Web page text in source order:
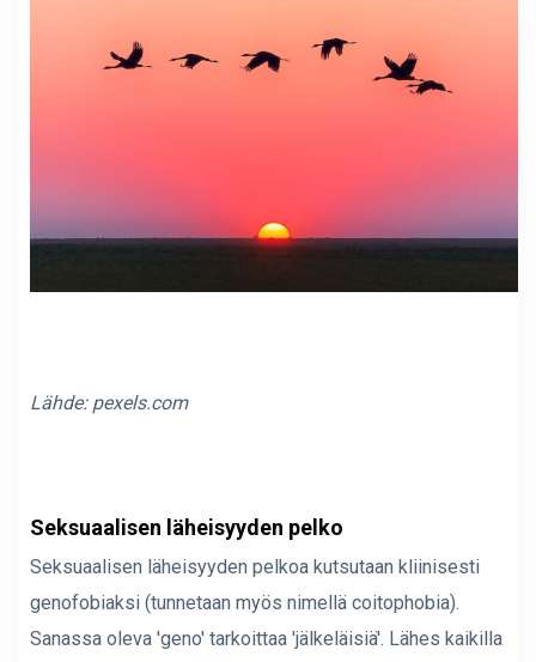
Lähde: pexels.com
Seksuaalisen läheisyyden pelko
Seksuaalisen läheisyyden pelkoa kutsutaan kliinisesti
genofobiaksi (tunnetaan myös nimellä coitophobia).
Sanassa oleva 'geno' tarkoittaa 'jälkeläisiä'. Lähes kaikilla